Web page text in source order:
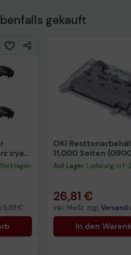
gekauft
cyan
5,99 €
OKI
11.000 Seiten
Auf Lager: Lieferung in
26,81 €
inkl. MwSt. zzgl. Versand
In den